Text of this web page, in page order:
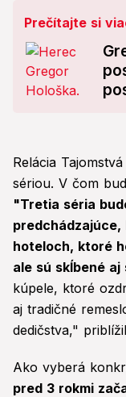
Prečítajte si
Relácia
sériou. V čom
"Tretia séria
hoteloch, ktoré
ale sú skĺbené
kúpele, ktoré
aj tradičné
dedičstva,"
Ako vyberá
pred 3 rokmi